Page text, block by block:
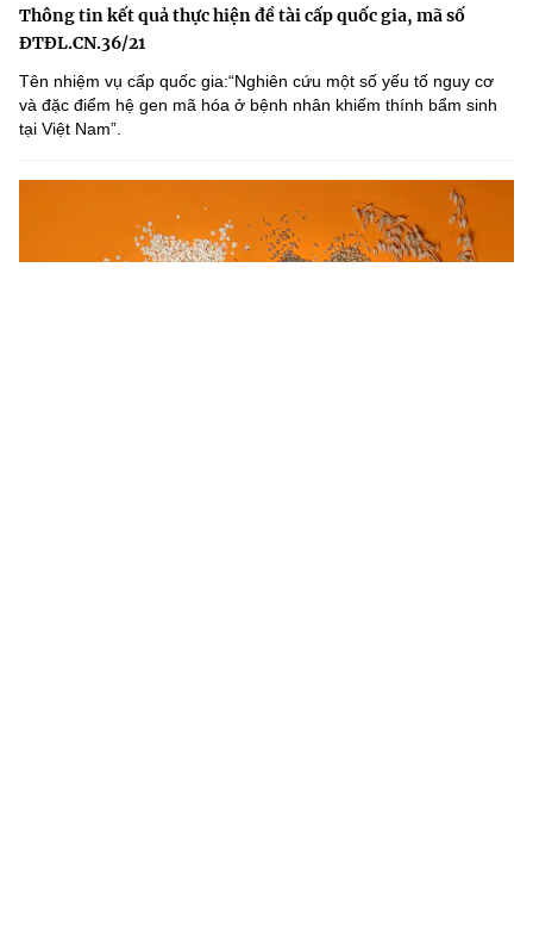
Thông tin kết quả thực hiện đề tài cấp quốc gia, mã số
ĐTĐL.CN.36/21
Tên nhiệm vụ cấp quốc gia:“Nghiên cứu một số yếu tố nguy cơ
và đặc điểm hệ gen mã hóa ở bệnh nhân khiếm thính bẩm sinh
tại Việt Nam”.